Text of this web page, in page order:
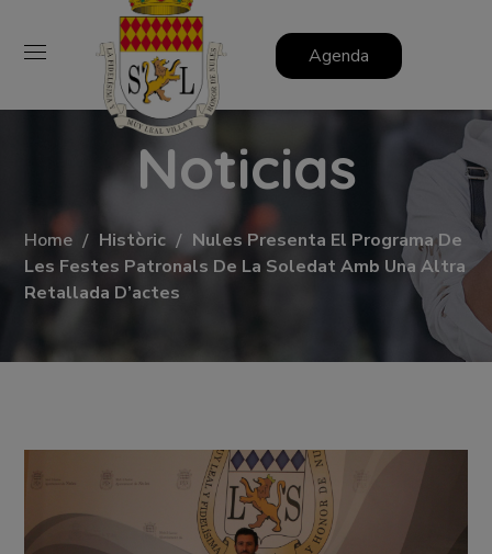
Agenda
Noticias
Home Històric
Nules Presenta El Programa De
Les Festes Patronals De La Soledat Amb Una Altra
Retallada D’actes